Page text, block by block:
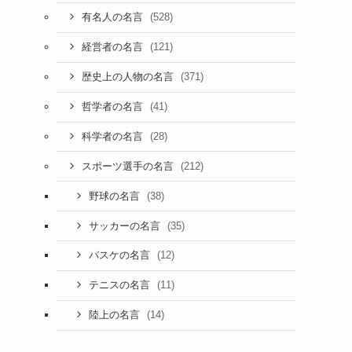
有名人の名言 (528)
経営者の名言 (121)
歴史上の人物の名言 (371)
哲学者の名言 (41)
科学者の名言 (28)
スポーツ選手の名言 (212)
野球の名言 (38)
サッカーの名言 (35)
バスケの名言 (12)
テニスの名言 (11)
陸上の名言 (14)